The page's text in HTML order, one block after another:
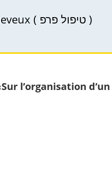
PRP (PRP) – thérapie à Haïfa, Kiryat et le nord d’Israël pour la santé des cheveux ( טיפול פרפ )
Sur l’organisation